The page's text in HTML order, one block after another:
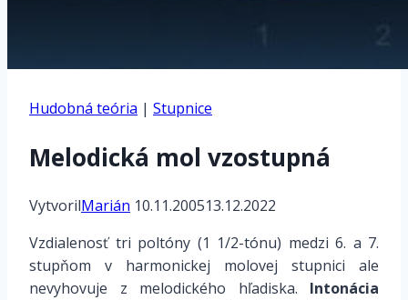
Hudobná teória | Stupnice
Melodická mol vzostupná
VytvorilMarián 10.11.200513.12.2022
Vzdialenosť tri poltóny (1 1/2-tónu) medzi 6. a 7.
stupňom v harmonickej molovej stupnici ale
nevyhovuje z melodického hľadiska. Intonácia